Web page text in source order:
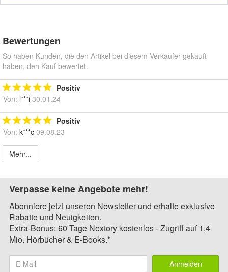
Bewertungen
So haben Kunden, die den Artikel bei diesem Verkäufer gekauft
haben, den Kauf bewertet.
Positiv
Von: l***i 30.01.24
Positiv
Von: k***c 09.08.23
Mehr...
Verpasse keine Angebote mehr!
Abonniere jetzt unseren Newsletter und erhalte exklusive
Rabatte und Neuigkeiten.
Extra-Bonus: 60 Tage Nextory kostenlos - Zugriff auf 1,4
Mio. Hörbücher & E-Books.*
Anmelden